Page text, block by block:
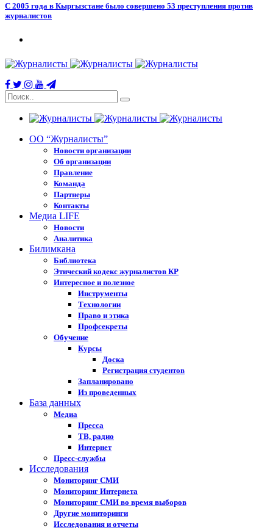
С 2005 года в Кыргызстане было совершено 53 преступления против
журналистов
ОО “Журналисты”
Новости организации
Об организации
Правление
Команда
Партнеры
Контакты
Медиа LIFE
Новости
Аналитика
Билимкана
Библиотека
Этический кодекс журналистов КР
Интересное и полезное
Инструменты
Технологии
Право и этика
Профсекреты
Обучение
Курсы
Доска
Регистрация студентов
Запланировано
Из проведенных
База данных
Медиа
Пресса
ТВ, радио
Интернет
Пресс-службы
Исследования
Мониторинг СМИ
Мониторинг Интернета
Мониторинг СМИ во время выборов
Другие мониторинги
Исследования и отчеты